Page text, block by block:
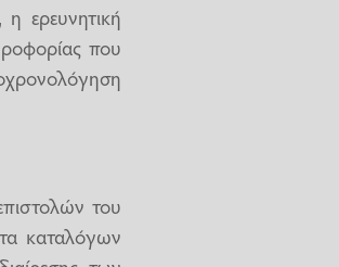
η ερευνητική
που
του
καταλόγων